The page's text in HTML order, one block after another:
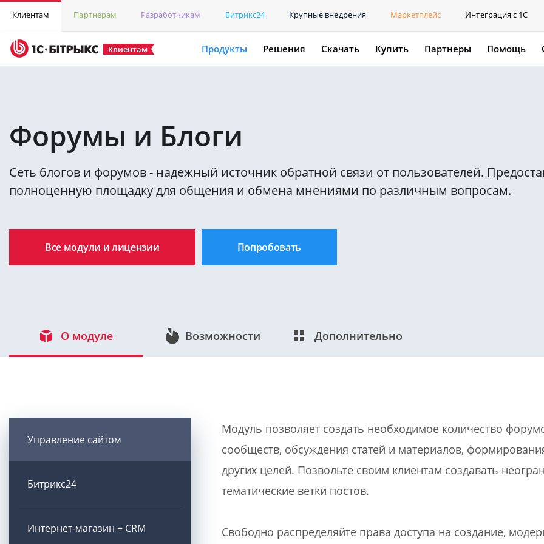
Клиентам Партнерам Разработчикам Битрикс24 Крупные внедрения Маркетплейс Интеграция с 1С
Клиентам Продукты Решения Скачать Купить Партнеры Помощь
Форумы и Блоги
Сеть блогов и форумов - надежный источник обратной связи от пользователей.
полноценную площадку для общения и обмена мнениями по различным вопросам.
Все модули и лицензии Попробовать
О модуле Возможности Дополнительно
Управление сайтом
Битрикс24
Интернет-магазин + CRM
Модуль позволяет создать необходимое количество
сообществ, обсуждения статей и материалов,
других целей. Позвольте своим клиентам создавать
тематические ветки постов.
Свободно распределяйте права доступа на создание,